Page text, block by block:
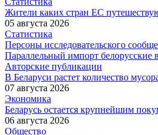
Жители каких стран ЕС
05 августа 2026
Статистика
Персоны исследовательского
Параллельный импорт белорусские
Авторские публикации
В Беларуси растет количество
07 августа 2026
Экономика
Беларусь остается крупнейшим
06 августа 2026
Общество